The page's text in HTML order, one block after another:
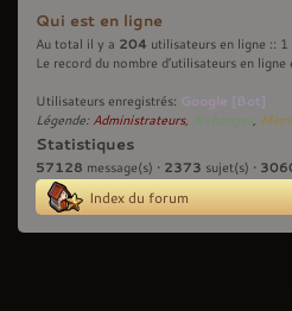
Qui est en ligne
Au total il y a 204 utilisateurs en ligne ::
Le record du nombre d’utilisateurs en ligne
Utilisateurs enregistrés: Google [Bot]
Légende: Administrateurs, Archanges
Statistiques
57128 message(s) • 2373 sujet(s) •
Index du forum